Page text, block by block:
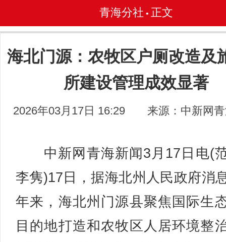
青海分社 • 正文
海北门源：农牧区户厕改造及
所建设管理成效显著
2026年03月17日 16:29 来源：中新网
中新网青海新闻3月17日电(
李隽)17日，据海北州人民政府消
年来，海北州门源县聚焦国际生
目的地打造和农牧区人居环境整